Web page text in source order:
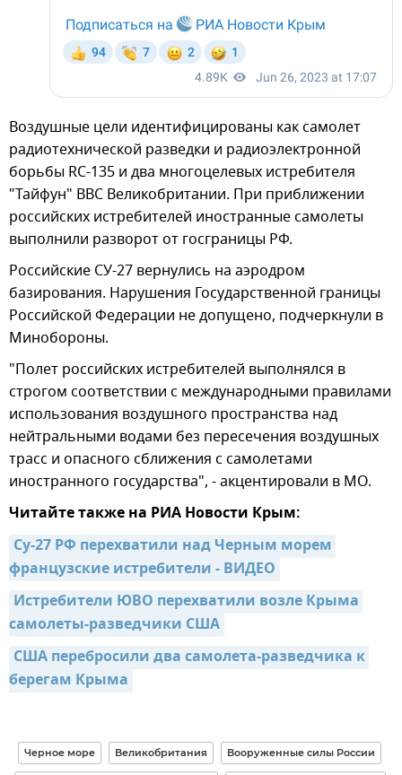
Воздушные цели идентифицированы как самолет
радиотехнической разведки и радиоэлектронной
борьбы RC-135 и два многоцелевых истребителя
"Тайфун" ВВС Великобритании. При приближении
российских истребителей иностранные самолеты
выполнили разворот от госграницы РФ.
Российские СУ-27 вернулись на аэродром
базирования. Нарушения Государственной границы
Российской Федерации не допущено, подчеркнули в
Минобороны.
"Полет российских истребителей выполнялся в
строгом соответствии с международными правилами
использования воздушного пространства над
нейтральными водами без пересечения воздушных
трасс и опасного сближения с самолетами
иностранного государства", - акцентировали в МО.
Читайте также на РИА Новости Крым:
Су-27 РФ перехватили над Черным морем
французские истребители - ВИДЕО
Истребители ЮВО перехватили возле Крыма
самолеты-разведчики США
США перебросили два самолета-разведчика к
берегам Крыма
Черное море Великобритания Вооруженные силы России